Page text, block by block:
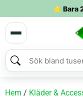
⭐ Bara
Hem / Kläder &